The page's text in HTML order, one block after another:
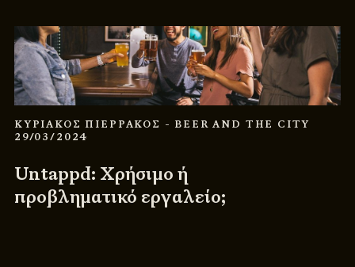
ΚΥΡΙΑΚΟΣ ΠΙΕΡΡΑΚΟΣ - BEER AND THE CITY
29/03/2024
Untappd: Χρήσιμο ή
προβληματικό εργαλείο;